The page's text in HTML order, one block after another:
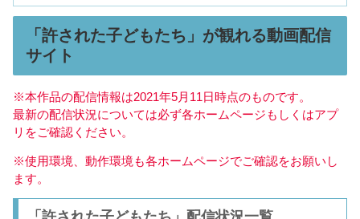
「許された子どもたち」が観れる動画配信
サイト
※本作品の配信情報は2021年5月11日時点のものです。
最新の配信状況については必ず各ホームページもしくはアプ
リをご確認ください。
※使用環境、動作環境も各ホームページでご確認をお願いし
ます。